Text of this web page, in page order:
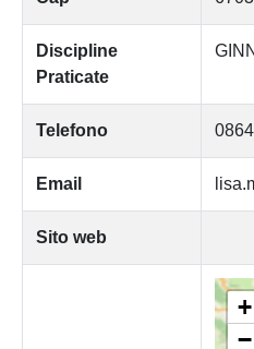
Discipline
Praticate
Telefono
Email
Sito web
+
−